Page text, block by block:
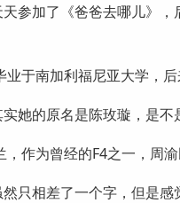
参加了《爸爸去哪儿》
于南加利福尼亚大学，
她的原名是陈玫璇，是不
作为曾经的F4之一，周
只相差了一个字，但是感